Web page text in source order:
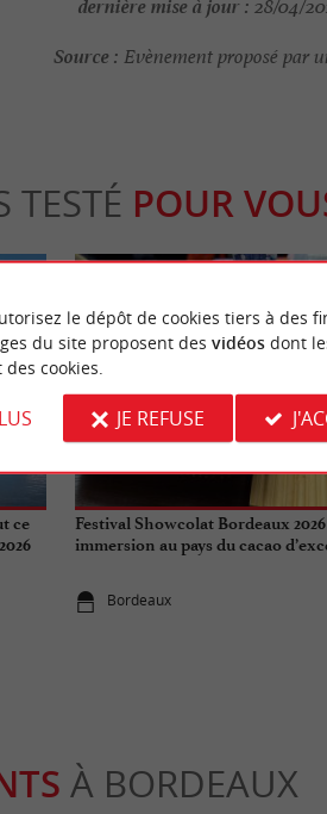
28/04/
Source : Evènement proposé par
TESTÉ POUR
ce
Festival Showcolat Bordeaux
immersion au pays du cacao
Bordeaux
Gourmande
À BORDEAUX
le dépôt de cookies tiers à des
du site proposent des vidéosdont
cookies.
JE REFUSE